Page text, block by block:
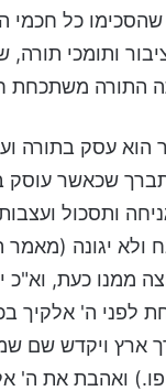
כל חכמי
ותומכי תורה,
התורה משתכחת
הוא עסק בתורה
יתברך שכאשר
ותסכול
ולא יגונה (מאמר
ממנו כעת, וא"כ
לפני ה' אלקיך
ארץ ויקדש שם
פו.) ואהבת את ה'